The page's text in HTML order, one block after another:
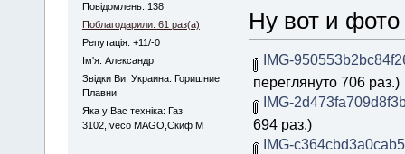
Повідомлень: 138
Поблагодарили: 61 раз(а)
Репутація: +11/-0
Iм'я: Александр
Звідки Ви: Украина. Горишние
Плавни
Яка у Вас техніка: Газ
3102,Iveco MAGO,Скиф М
Ну вот и фото
IMG-
переглянуто 706 раз.)
IMG-
694 раз.)
IMG-